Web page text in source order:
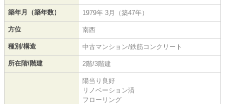
築年月（築年数） 1979年 3月（築47年）
方位 南西
種別/構造 中古マンション/鉄筋コンクリート
所在階/階建 2階/3階建
陽当り良好
リノベーション済
フローリング